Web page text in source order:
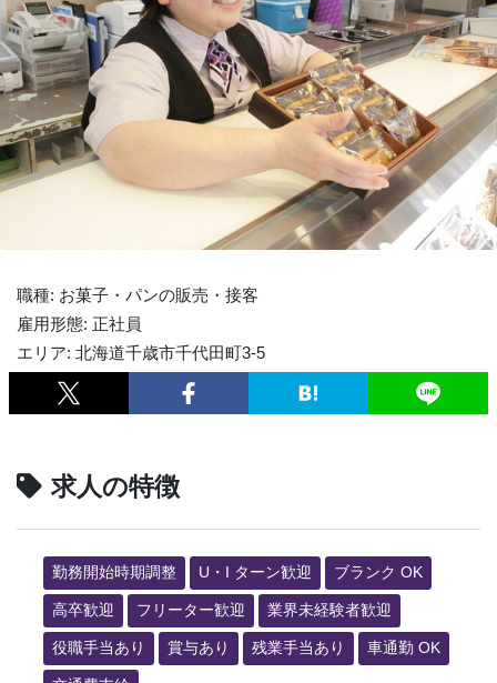
職種: お菓子・パンの販売・接客
雇用形態: 正社員
エリア: 北海道千歳市千代田町3‐5
求人の特徴
勤務開始時期調整 U・I ターン歓迎 ブランク OK
高卒歓迎 フリーター歓迎 業界未経験者歓迎
役職手当あり 賞与あり 残業手当あり 車通勤 OK